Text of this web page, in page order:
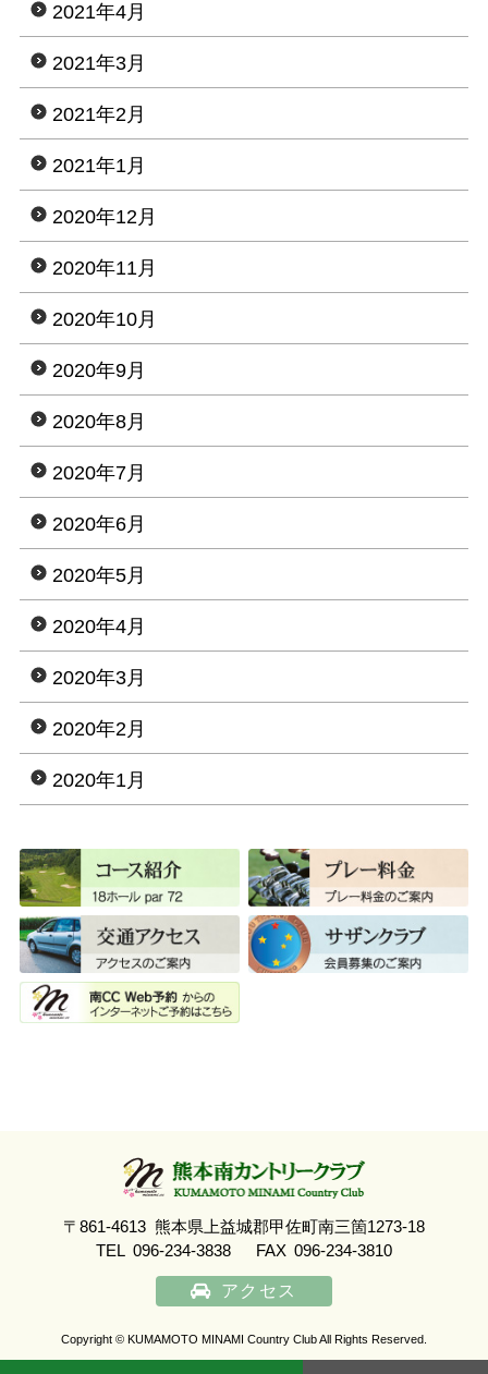
2021年4月
2021年3月
2021年2月
2021年1月
2020年12月
2020年11月
2020年10月
2020年9月
2020年8月
2020年7月
2020年6月
2020年5月
2020年4月
2020年3月
2020年2月
2020年1月
〒861-4613 熊本県上益城郡甲佐町南三箇1273-18
TEL 096-234-3838 FAX 096-234-3810
アクセス
Copyright © KUMAMOTO MINAMI Country Club All Rights Reserved.